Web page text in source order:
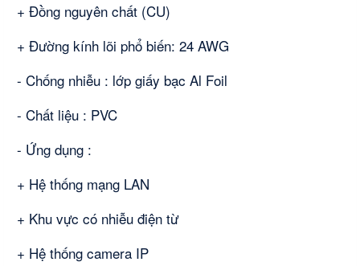
+ Đồng nguyên chất (CU)
+ Đường kính lõi phổ biến: 24 AWG
- Chống nhiễu : lớp giấy bạc Al Foil
- Chất liệu : PVC
- Ứng dụng :
+ Hệ thống mạng LAN
+ Khu vực có nhiễu điện từ
+ Hệ thống camera IP